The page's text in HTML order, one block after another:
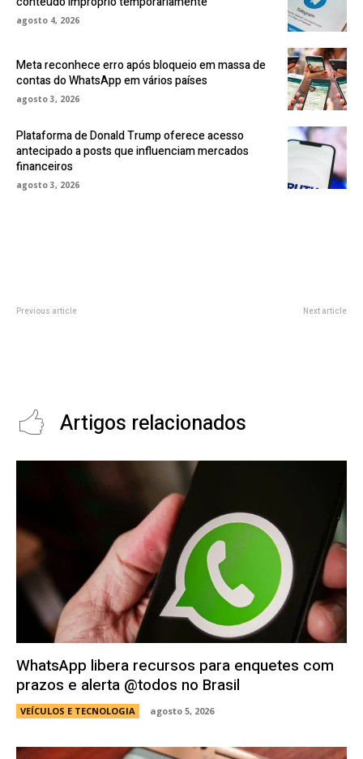
agosto 4, 2026
Meta reconhece erro após bloqueio em massa de
contas do WhatsApp em vários países
agosto 3, 2026
Plataforma de Donald Trump oferece acesso
antecipado a posts que influenciam mercados
financeiros
agosto 3, 2026
Previous article Next article
Artigos relacionados
WhatsApp libera recursos para enquetes com
prazos e alerta @todos no Brasil
VEÍCULOS E TECNOLOGIA agosto 5, 2026